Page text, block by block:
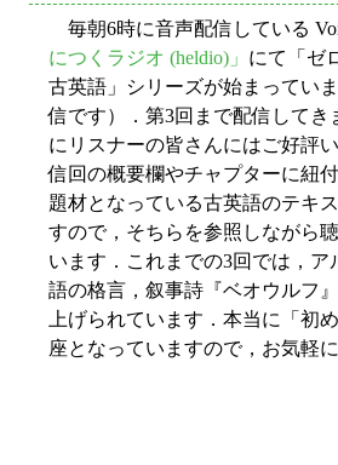
毎朝6時に音声配信している
につくラジオ (heldio)」 にて「ゼ
古英語」シリーズが始まってい
信です）．第3回まで配信してき
にリスナーの皆さんにはご好評
信回の概要欄やチャプターに紐
題材となっている古英語のテキ
すので，そちらを参照しながら
います．これまでの3回では，
語の格言，叙事詩『ベオウルフ
上げられています．本当に「初
座となっていますので，お気軽に